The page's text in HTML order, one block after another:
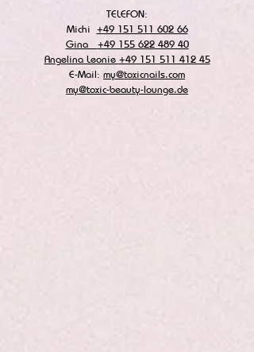
TELEFON:
Michi +49 151 511 602 66
Gina +49 155 622 489 40
Angelina Leonie +49 151 511 412 45
E-Mail: my@toxicnails.com
my@toxic-beauty-lounge.de